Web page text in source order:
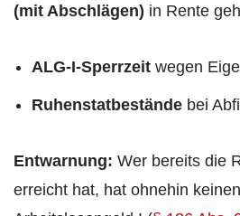
(mit Abschlägen) in Rente
ALG-I-Sperrzeit wegen
Ruhenstatbestände bei
Entwarnung: Wer bereits die
erreicht hat, hat ohnehin